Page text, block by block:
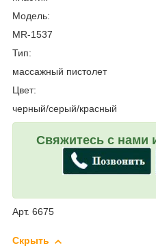
Модель:
MR-1537
Тип:
массажный пистолет
Цвет:
черный/серый/красный
Свяжитесь с нами
Арт. 6675
Скрыть